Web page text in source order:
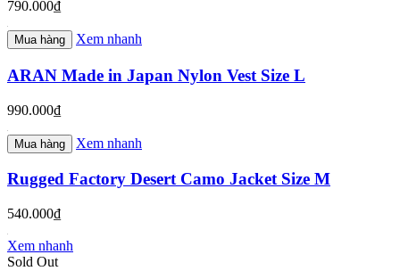
790.000₫
Mua hàng Xem nhanh
ARAN Made in Japan Nylon Vest Size L
990.000₫
Mua hàng Xem nhanh
Rugged Factory Desert Camo Jacket Size M
540.000₫
Xem nhanh
Sold Out